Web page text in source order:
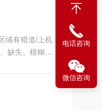
域有暗道/上机
缺失、模糊、
电话咨询
微信咨询